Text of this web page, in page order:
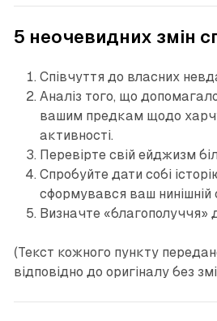
5 неочевидних змін
Співчуття до власних
Аналіз того, що
вашим предкам щодо
активності.
Перевірте свій ейджизм
Спробуйте дати собі
сформувався ваш нинішній
Визначте «благополуччя»
(Текст кожного пункту
відповідно до оригіналу без